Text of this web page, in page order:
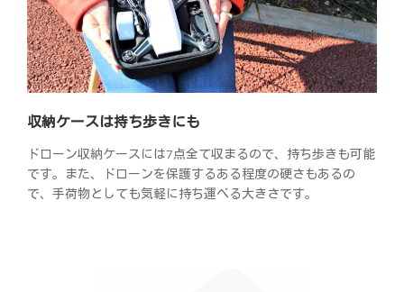
収納ケースは持ち歩きにも
ドローン収納ケースには7点全て収まるので、持ち歩きも可能
です。また、ドローンを保護するある程度の硬さもあるの
で、手荷物としても気軽に持ち運べる大きさです。